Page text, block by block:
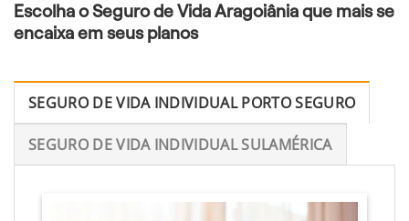
Escolha o Seguro de Vida Aragoiânia que mais se
encaixa em seus planos
SEGURO DE VIDA INDIVIDUAL PORTO SEGURO
SEGURO DE VIDA INDIVIDUAL SULAMÉRICA